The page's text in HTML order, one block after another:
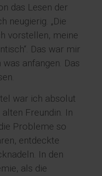
das Lesen der
neugierig. „Die
vorstellen, meine
Das war mir
anfangen. Das
war ich absolut
Freundin. In
Probleme so
entdeckte
In den
als die